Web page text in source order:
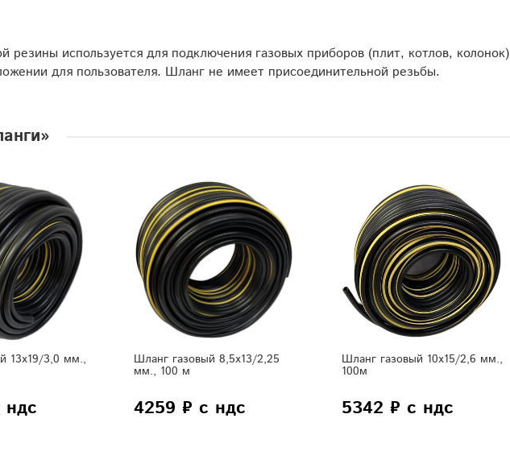
используется для подключения газовых приборов (плит, котлов,
для пользователя. Шланг не имеет присоединительной резьбы.
13х19/3,0 мм., Шланг газовый 8,5х13/2,25
мм., 100 м
4259 ₽ с ндс
Шланг газовый 10х15/2,6 мм.,
100м
5342 ₽ с ндс